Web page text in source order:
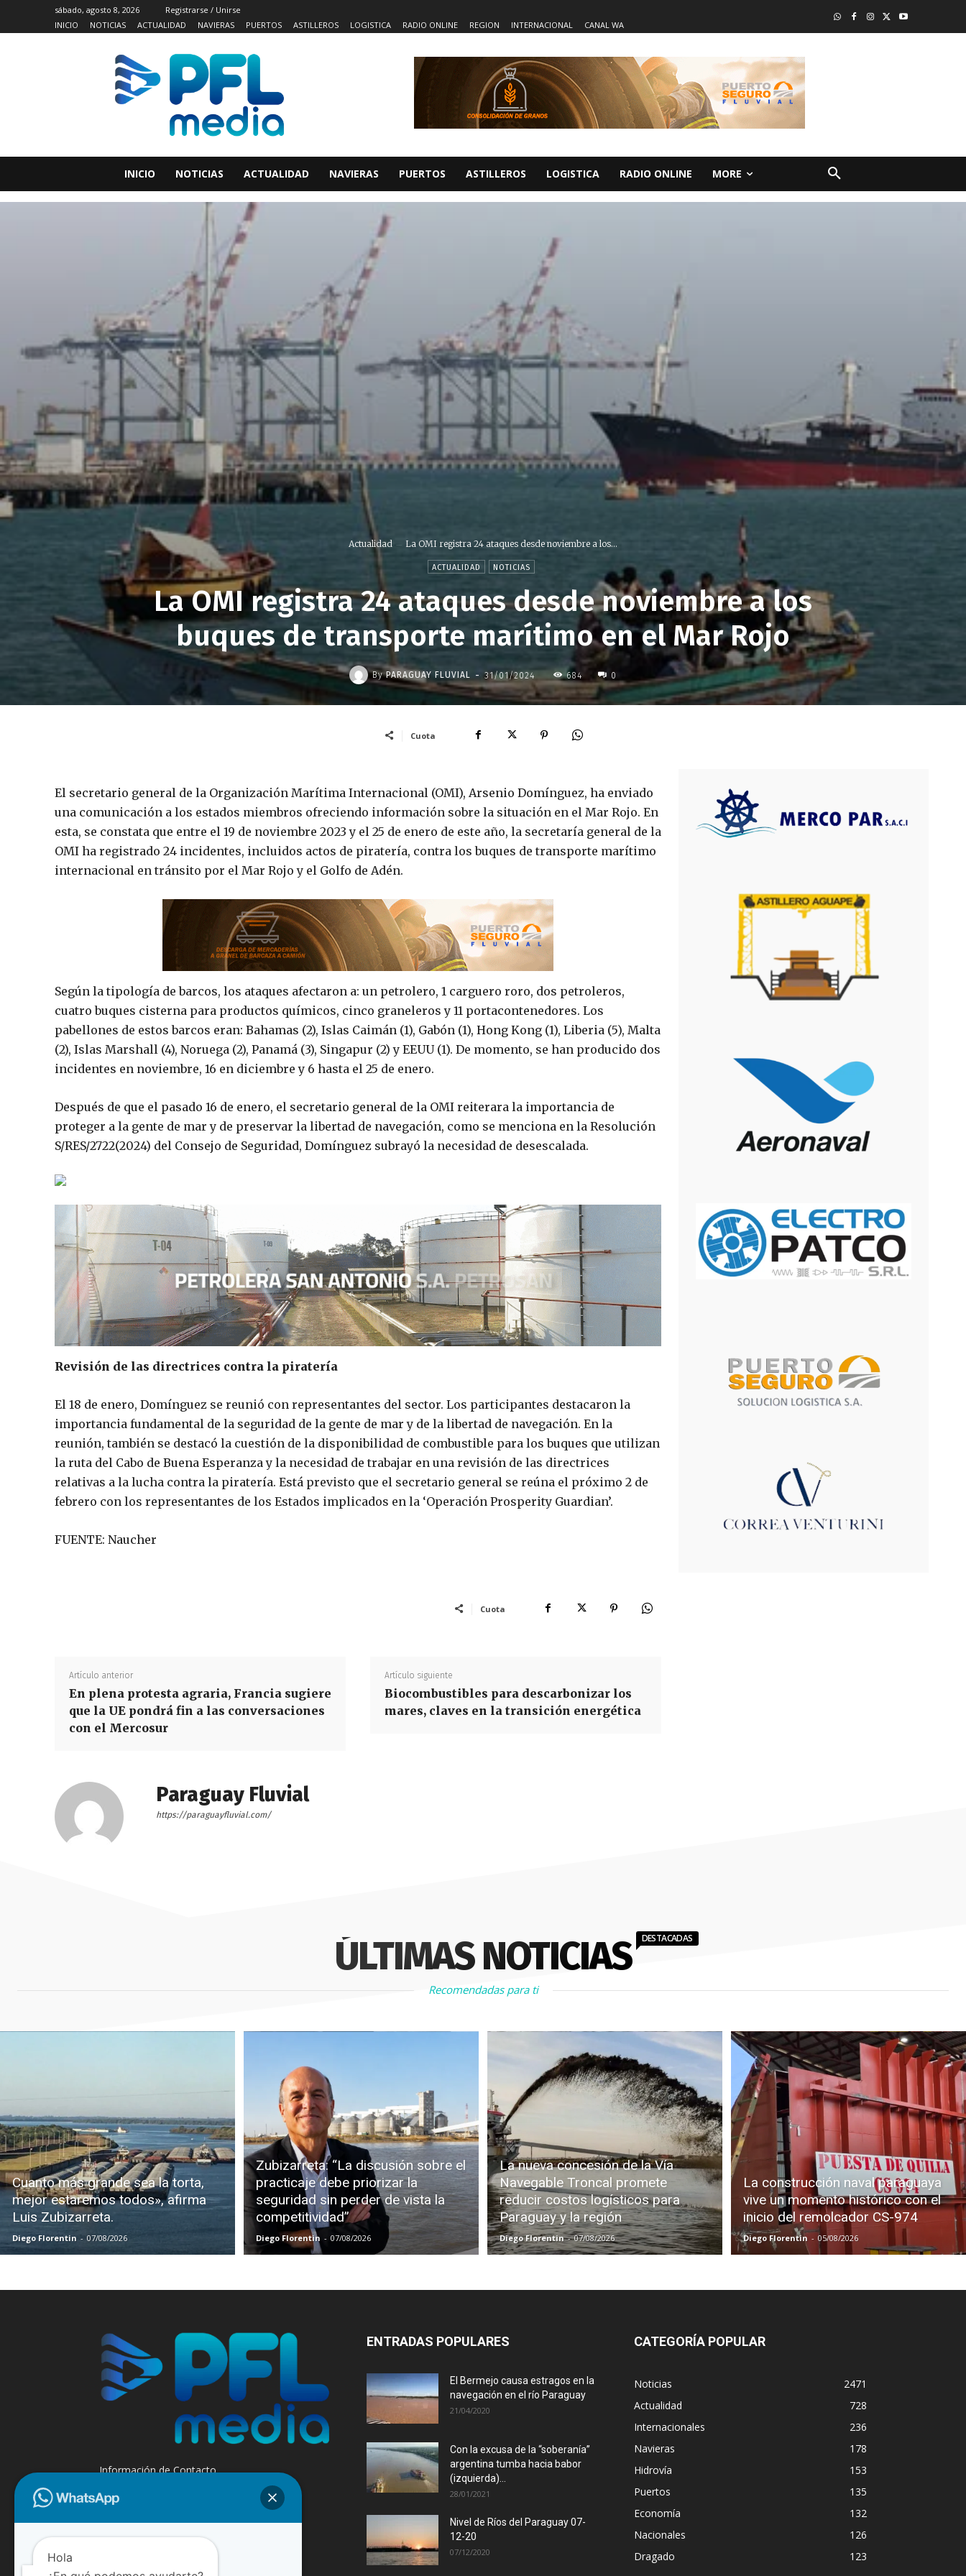
sábado, agosto 8, 2026
Registrarse / Unirse
INICIO
NOTICIAS ACTUALIDAD NAVIERAS PUERTOS ASTILLEROS LOGISTICA RADIO ONLINE REGION INTERNACIONAL CANAL WA
INICIO NOTICIAS ACTUALIDAD NAVIERAS PUERTOS ASTILLEROS LOGISTICA RADIO ONLINE MORE
Actualidad La OMI registra 24 ataques desde noviembre a los...
ACTUALIDAD NOTICIAS
La OMI registra 24 ataques desde noviembre a los
buques de transporte marítimo en el Mar Rojo
By PARAGUAY FLUVIAL - 31/01/2024 684 0
Cuota
El secretario general de la Organización Marítima Internacional (OMI), Arsenio Domínguez, ha enviado
una comunicación a los estados miembros ofreciendo información sobre la situación en el Mar Rojo. En
esta, se constata que entre el 19 de noviembre 2023 y el 25 de enero de este año, la secretaría general de la
OMI ha registrado 24 incidentes, incluidos actos de piratería, contra los buques de transporte marítimo
internacional en tránsito por el Mar Rojo y el Golfo de Adén.
Según la tipología de barcos, los ataques afectaron a: un petrolero, 1 carguero roro, dos petroleros,
cuatro buques cisterna para productos químicos, cinco graneleros y 11 portacontenedores. Los
pabellones de estos barcos eran: Bahamas (2), Islas Caimán (1), Gabón (1), Hong Kong (1), Liberia (5), Malta
(2), Islas Marshall (4), Noruega (2), Panamá (3), Singapur (2) y EEUU (1). De momento, se han producido dos
incidentes en noviembre, 16 en diciembre y 6 hasta el 25 de enero.
Después de que el pasado 16 de enero, el secretario general de la OMI reiterara la importancia de
proteger a la gente de mar y de preservar la libertad de navegación, como se menciona en la Resolución
S/RES/2722(2024) del Consejo de Seguridad, Domínguez subrayó la necesidad de desescalada.
Revisión de las directrices contra la piratería
El 18 de enero, Domínguez se reunió con representantes del sector. Los participantes destacaron la
importancia fundamental de la seguridad de la gente de mar y de la libertad de navegación. En la
reunión, también se destacó la cuestión de la disponibilidad de combustible para los buques que utilizan
la ruta del Cabo de Buena Esperanza y la necesidad de trabajar en una revisión de las directrices
relativas a la lucha contra la piratería. Está previsto que el secretario general se reúna el próximo 2 de
febrero con los representantes de los Estados implicados en la ‘Operación Prosperity Guardian’.
FUENTE: Naucher
Cuota
Artículo anterior
En plena protesta agraria, Francia sugiere
que la UE pondrá fin a las conversaciones
con el Mercosur
Artículo siguiente
Biocombustibles para descarbonizar los
mares, claves en la transición energética
Paraguay Fluvial
https://paraguayfluvial.com/
ÚLTIMAS NOTICIAS DESTACADAS
Recomendadas para ti
Cuanto más grande sea la torta,
mejor estaremos todos», afirma
Luis Zubizarreta.
Diego Florentin - 07/08/2026
Zubizarreta: “La discusión sobre el
practicaje debe priorizar la
seguridad sin perder de vista la
competitividad”
Diego Florentin - 07/08/2026
La nueva concesión de la Vía
Navegable Troncal promete
reducir costos logísticos para
Paraguay y la región
Diego Florentin - 07/08/2026
La construcción naval paraguaya
vive un momento histórico con el
inicio del remolcador CS-974
Diego Florentin - 05/08/2026
Información de Contacto
+595 985 947508 - +595 984 509299
ENTRADAS POPULARES
El Bermejo causa estragos en la
navegación en el río Paraguay
21/04/2020
Con la excusa de la “soberanía”
argentina tumba hacia babor
(izquierda)...
28/01/2021
Nivel de Ríos del Paraguay 07-
12-20
07/12/2020
CATEGORÍA POPULAR
Noticias
2471
Actualidad
728
Internacionales
236
Navieras
178
Hidrovía
153
Puertos
135
Economía
132
Nacionales
126
Dragado
123
Hola